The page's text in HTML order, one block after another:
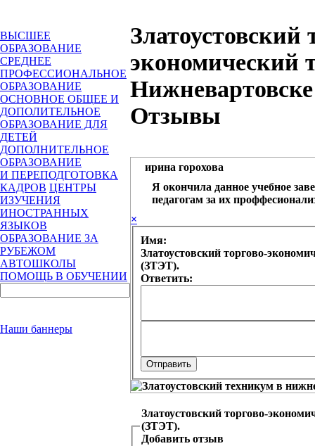
ВЫСШЕЕ
ОБРАЗОВАНИЕ
СРЕДНЕЕ
ПРОФЕССИОНАЛЬНОЕ
ОБРАЗОВАНИЕ
ОСНОВНОЕ ОБЩЕЕ И
ДОПОЛИТЕЛЬНОЕ
ОБРАЗОВАНИЕ ДЛЯ
ДЕТЕЙ
ДОПОЛНИТЕЛЬНОЕ
ОБРАЗОВАНИЕ
И ПЕРЕПОДГОТОВКА
КАДРОВ ЦЕНТРЫ
ИЗУЧЕНИЯ
ИНОСТРАННЫХ
ЯЗЫКОВ
ОБРАЗОВАНИЕ ЗА
РУБЕЖОМ
АВТОШКОЛЫ
ПОМОЩЬ В ОБУЧЕНИИ
Наши баннеры
Златоустовский
экономический
Отзывы
ирина горохова
Я окончила данное учебное
педагогам за их
×
Имя:
Златоустовский торгово-
(ЗТЭТ).
Ответить:
Златоустовский торгово-
(ЗТЭТ).
Добавить отзыв